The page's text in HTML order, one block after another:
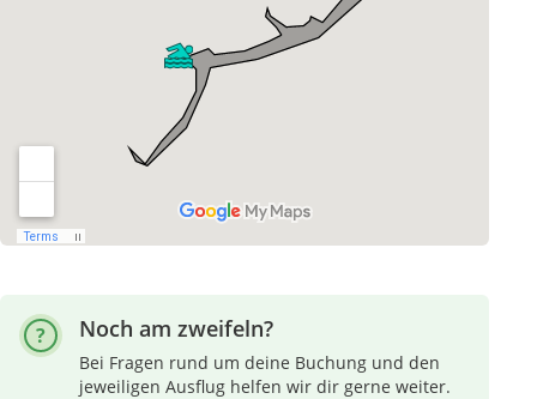
Noch am zweifeln?
Bei Fragen rund um deine Buchung und den
jeweiligen Ausflug helfen wir dir gerne weiter.